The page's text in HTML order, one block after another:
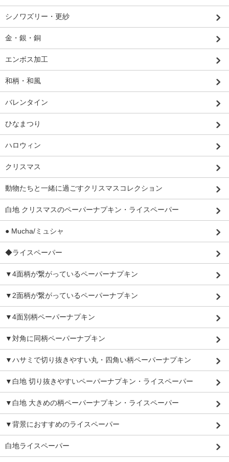
シノワズリー・更紗
金・銀・銅
エンボス加工
和柄・和風
バレンタイン
ひなまつり
ハロウィン
クリスマス
動物たちと一緒に過ごすクリスマスコレクション
白地 クリスマスのペーパーナプキン・ライスペーパー
● Mucha/ミュシャ
◆ライスペーパー
▼4面柄が繋がっているペーパーナプキン
▼2面柄が繋がっているペーパーナプキン
▼4面別柄ペーパーナプキン
▼対角に同柄ペーパーナプキン
▼ハサミで切り抜きやすい丸・四角い柄ペーパーナプキン
▼白地 切り抜きやすいペーパーナプキン・ライスペーパー
▼白地 大きめの柄ペーパーナプキン・ライスペーパー
▼背景におすすめのライスペーパー
白地ライスペーパー